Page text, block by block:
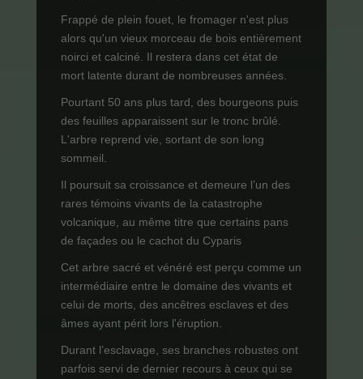
Frappé de plein fouet, le fromager n'est plus
alors qu'un vieux morceau de bois entièrement
noirci et calciné. Il restera dans cet état de
mort latente durant de nombreuses années.
Pourtant 50 ans plus tard, des bourgeons puis
des feuilles apparaissent sur le tronc brûlé.
L'arbre reprend vie, sortant de son long
sommeil.
Il poursuit sa croissance et demeure l’un des
rares témoins vivants de la catastrophe
volcanique, au même titre que certains pans
de façades ou le cachot du Cyparis
Cet arbre sacré et vénéré est perçu comme un
intermédiaire entre le domaine des vivants et
celui de morts, des ancêtres esclaves et des
âmes ayant périt lors l'éruption.
Durant l’esclavage, ses branches robustes ont
parfois servi de dernier recours à ceux qui se